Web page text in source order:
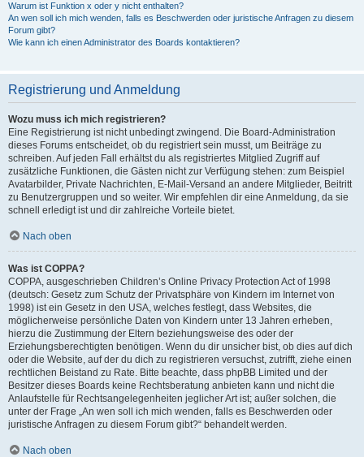
Warum ist Funktion x oder y nicht enthalten?
An wen soll ich mich wenden, falls es Beschwerden oder juristische Anfragen zu diesem
Forum gibt?
Wie kann ich einen Administrator des Boards kontaktieren?
Registrierung und Anmeldung
Wozu muss ich mich registrieren?
Eine Registrierung ist nicht unbedingt zwingend. Die Board-Administration
dieses Forums entscheidet, ob du registriert sein musst, um Beiträge zu
schreiben. Auf jeden Fall erhältst du als registriertes Mitglied Zugriff auf
zusätzliche Funktionen, die Gästen nicht zur Verfügung stehen: zum Beispiel
Avatarbilder, Private Nachrichten, E-Mail-Versand an andere Mitglieder, Beitritt
zu Benutzergruppen und so weiter. Wir empfehlen dir eine Anmeldung, da sie
schnell erledigt ist und dir zahlreiche Vorteile bietet.
Nach oben
Was ist COPPA?
COPPA, ausgeschrieben Children’s Online Privacy Protection Act of 1998
(deutsch: Gesetz zum Schutz der Privatsphäre von Kindern im Internet von
1998) ist ein Gesetz in den USA, welches festlegt, dass Websites, die
möglicherweise persönliche Daten von Kindern unter 13 Jahren erheben,
hierzu die Zustimmung der Eltern beziehungsweise des oder der
Erziehungsberechtigten benötigen. Wenn du dir unsicher bist, ob dies auf dich
oder die Website, auf der du dich zu registrieren versuchst, zutrifft, ziehe einen
rechtlichen Beistand zu Rate. Bitte beachte, dass phpBB Limited und der
Besitzer dieses Boards keine Rechtsberatung anbieten kann und nicht die
Anlaufstelle für Rechtsangelegenheiten jeglicher Art ist; außer solchen, die
unter der Frage „An wen soll ich mich wenden, falls es Beschwerden oder
juristische Anfragen zu diesem Forum gibt?“ behandelt werden.
Nach oben